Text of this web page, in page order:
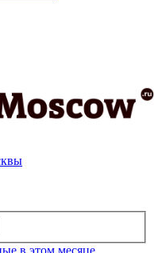
в этом месяце